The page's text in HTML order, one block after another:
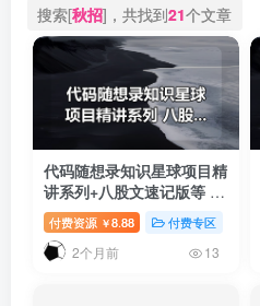
搜索[秋招]，共找到21个文章
代码随想录知识星球项目精
讲系列+八股文速记版等 |
价格196一年 | 希望大家多
发优质资源
付费资源 ￥8.88 付费专区
2个月前 13